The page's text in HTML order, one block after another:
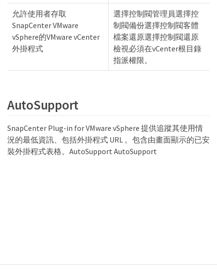
允許使用者存取
SnapCenter VMware
vSphere的VMware vCenter
外掛程式
選擇控制閥管理員選擇控
制閥備份選擇控制閥客體
檔案還原選擇控制閥還原
檢視必須在vCenter根目錄
指派權限。
AutoSupport
SnapCenter Plug-in for VMware vSphere 提供追蹤其使用情
況的最低資訊、包括外掛程式 URL 。包含由畫面顯示的已安
裝外掛程式表格。AutoSupport AutoSupport